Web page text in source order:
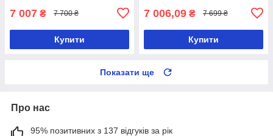
7 007 ₴ 7 700 ₴
Купити
7 006,09 ₴ 7 699 ₴
Купити
Показати ще
Про нас
95% позитивних з 137 відгуків за рік